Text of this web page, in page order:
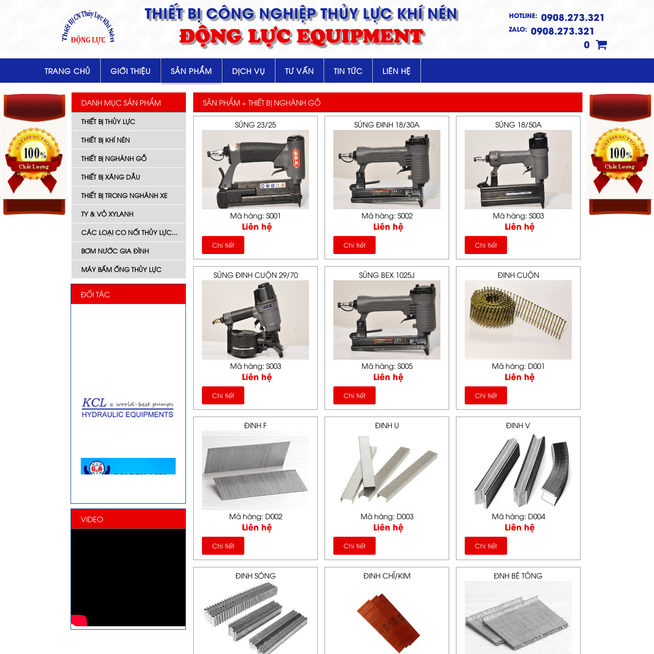
THIẾT BỊ CÔNG NGHIỆP THỦY LỰC KHÍ NÉN
ĐỘNG LỰC EQUIPMENT
HOTLINE: 0908.273.321
ZALO: 0908.273.321
0
TRANG CHỦ GIỚI THIỆU SẢN PHẨM DỊCH VỤ TƯ VẤN TIN TỨC LIÊN HỆ
DANH MỤC SẢN PHẨM
THIẾT BỊ THỦY LỰC
THIẾT BỊ KHÍ NÉN
THIẾT BỊ NGHÀNH GỖ
THIẾT BỊ XĂNG DẦU
THIẾT BỊ TRONG NGHÀNH XE
TY & VỎ XYLANH
CÁC LOẠI CO NỐI THỦY LỰC...
BƠM NƯỚC GIA ĐÌNH
MÁY BẤM ỐNG THỦY LỰC
ĐỐI TÁC
VIDEO
SẢN PHẨM » THIẾT BỊ NGHÀNH GỖ
SÚNG 23/25
Mã hàng: S001
Liên hệ
Chi tiết
SÚNG ĐINH 18/30A
Mã hàng: S002
Liên hệ
Chi tiết
SÚNG 18/50A
Mã hàng: S003
Liên hệ
Chi tiết
SÚNG ĐINH CUỘN 29/70
Mã hàng: S003
Liên hệ
Chi tiết
SÚNG BEX 1025J
Mã hàng: S005
Liên hệ
Chi tiết
ĐINH CUỘN
Mã hàng: D001
Liên hệ
Chi tiết
ĐINH F
Mã hàng: D002
Liên hệ
Chi tiết
ĐINH U
Mã hàng: D003
Liên hệ
Chi tiết
ĐINH V
Mã hàng: D004
Liên hệ
Chi tiết
ĐINH SÓNG ĐINH CHỈ/KIM ĐNH BÊ TÔNG